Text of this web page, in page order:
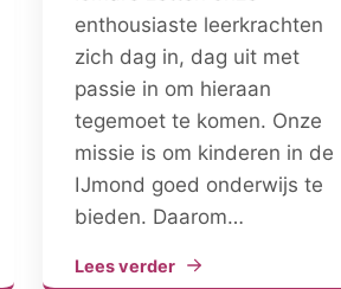
enthousiaste leerkrachten
zich dag in, dag uit met
passie in om hieraan
tegemoet te komen. Onze
missie is om kinderen in de
IJmond goed onderwijs te
bieden. Daarom…
Lees verder